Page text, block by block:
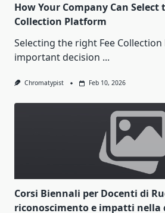
How Your Company Can Select
Collection Platform
Selecting the right Fee
important decision ...
Chromatypist Feb 10, 2026
Corsi Biennali per Docenti di
riconoscimento e impatti nella